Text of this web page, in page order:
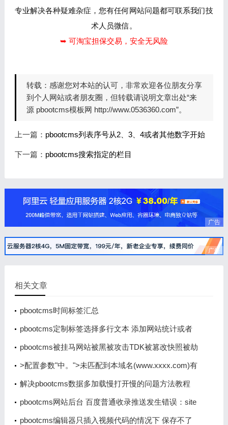
专业解决各种疑难杂症，您有任何网站问题都可联系我们技
术人员微信。
➥ 可淘宝担保交易，安全无风险
转载： 感谢您对本站的认可，非常欢迎各位朋友分享
到个人网站或者朋友圈，但转载请说明文章出处“来
源 pbootcms模板网 http://www.0536360.com”。
上一篇： pbootcms列表序号从2、3、4或者其他数字开始
下一篇： pbootcms搜索指定的栏目
广告
广告
相关文章
pbootcms时间标签汇总
pbootcms定制标签选择多行文本 添加网站统计或者
是客服类js代码时出现br换行 导致代码不生效
pbootcms被挂马网站被黑被攻击TDK被篡改快照被劫
持怎么办的解决办法
>配置参数"中。">未匹配到本域名(www.xxxx.com)有
效授权码，请到PbootCMS官网免费获取，并登录系
统后台填写到"全局配置>>配置参数"中。
解决pbootcms数据多加载慢打开慢的问题方法教程
pbootcms网站后台 百度普通收录推送发生错误：site
error
pbootcms编辑器只插入视频代码的情况下 保存不了